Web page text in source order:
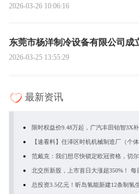
2026-03-26 10:06:16
东莞市杨洋制冷设备有限公司成
2026-03-25 13:55:29
最新资讯
限时权益价9.48万起，广汽丰田铂智3X
【速看料】任泽区时机机械制造厂（个
范戴克：我们想尽快锁定欧冠资格，切
北交所新股，上市首日大涨超350%！ 每
总投资3.5亿元！昕岛氢能新建12条制氢